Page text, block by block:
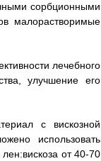
сорбционными
малорастворимые
лечебного
улучшение его
с вискозной
использовать
от 40-70